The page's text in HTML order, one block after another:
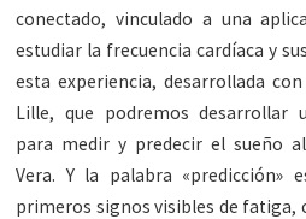
conectado, vinculado a una
estudiar la frecuencia cardíaca y
esta experiencia, desarrollada
Lille, que podremos desarrollar
para medir y predecir el sueño
Vera. Y la palabra «predicción»
primeros signos visibles de fatiga,